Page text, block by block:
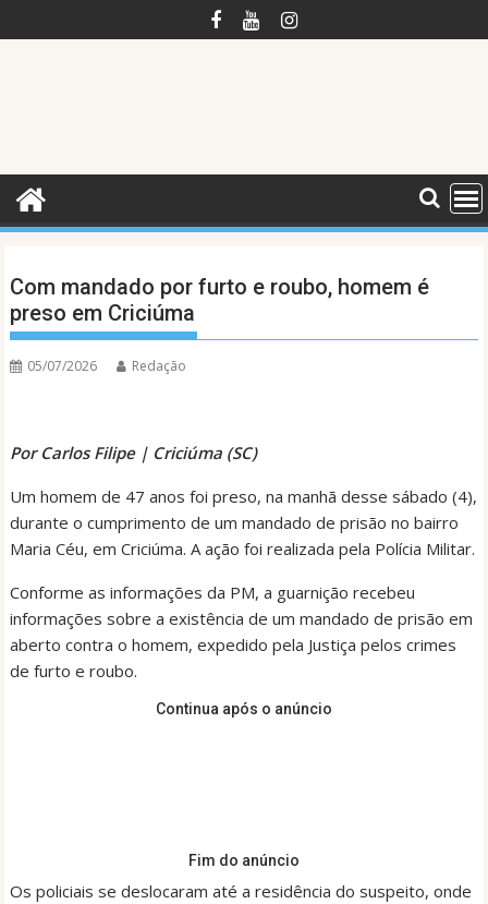
to
Com mandado por furto e roubo, homem é
preso em Criciúma
05/07/2026 Redação
Por Carlos Filipe | Criciúma (SC)
Um homem de 47 anos foi preso, na manhã desse sábado (4),
durante o cumprimento de um mandado de prisão no bairro
Maria Céu, em Criciúma. A ação foi realizada pela Polícia Militar.
Conforme as informações da PM, a guarnição recebeu
informações sobre a existência de um mandado de prisão em
aberto contra o homem, expedido pela Justiça pelos crimes
de furto e roubo.
Continua após o anúncio
Fim do anúncio
Os policiais se deslocaram até a residência do suspeito, onde